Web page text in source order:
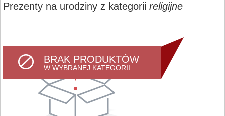
Prezenty na urodziny z kategorii religijne
BRAK PRODUKTÓW
W WYBRANEJ KATEGORII